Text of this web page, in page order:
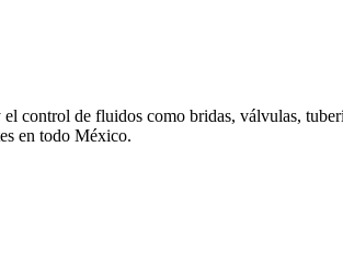
control de fluidos como bridas, válvulas,
en todo México.